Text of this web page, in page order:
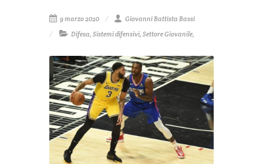
9 marzo 2020
Giovanni Battista Bassi
Difesa, Sistemi difensivi, Settore Giovanile,